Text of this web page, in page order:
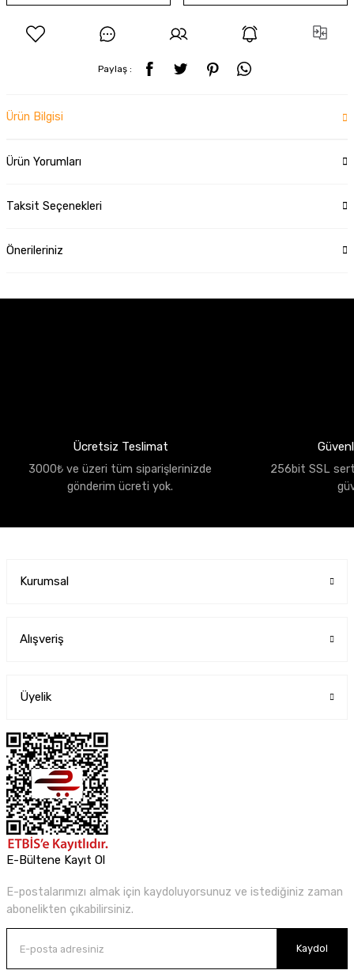
Paylaş :
Ürün Bilgisi
Ürün Yorumları
Taksit Seçenekleri
Önerileriniz
Ücretsiz Teslimat
3000₺ ve üzeri tüm siparişlerinizde
gönderim ücreti yok.
256bit SSL
Kurumsal
Alışveriş
Üyelik
E-Bültene Kayıt Ol
E-postalarımızı almak için kaydoluyorsunuz ve istediğiniz zaman
abonelikten çıkabilirsiniz.
Kaydol